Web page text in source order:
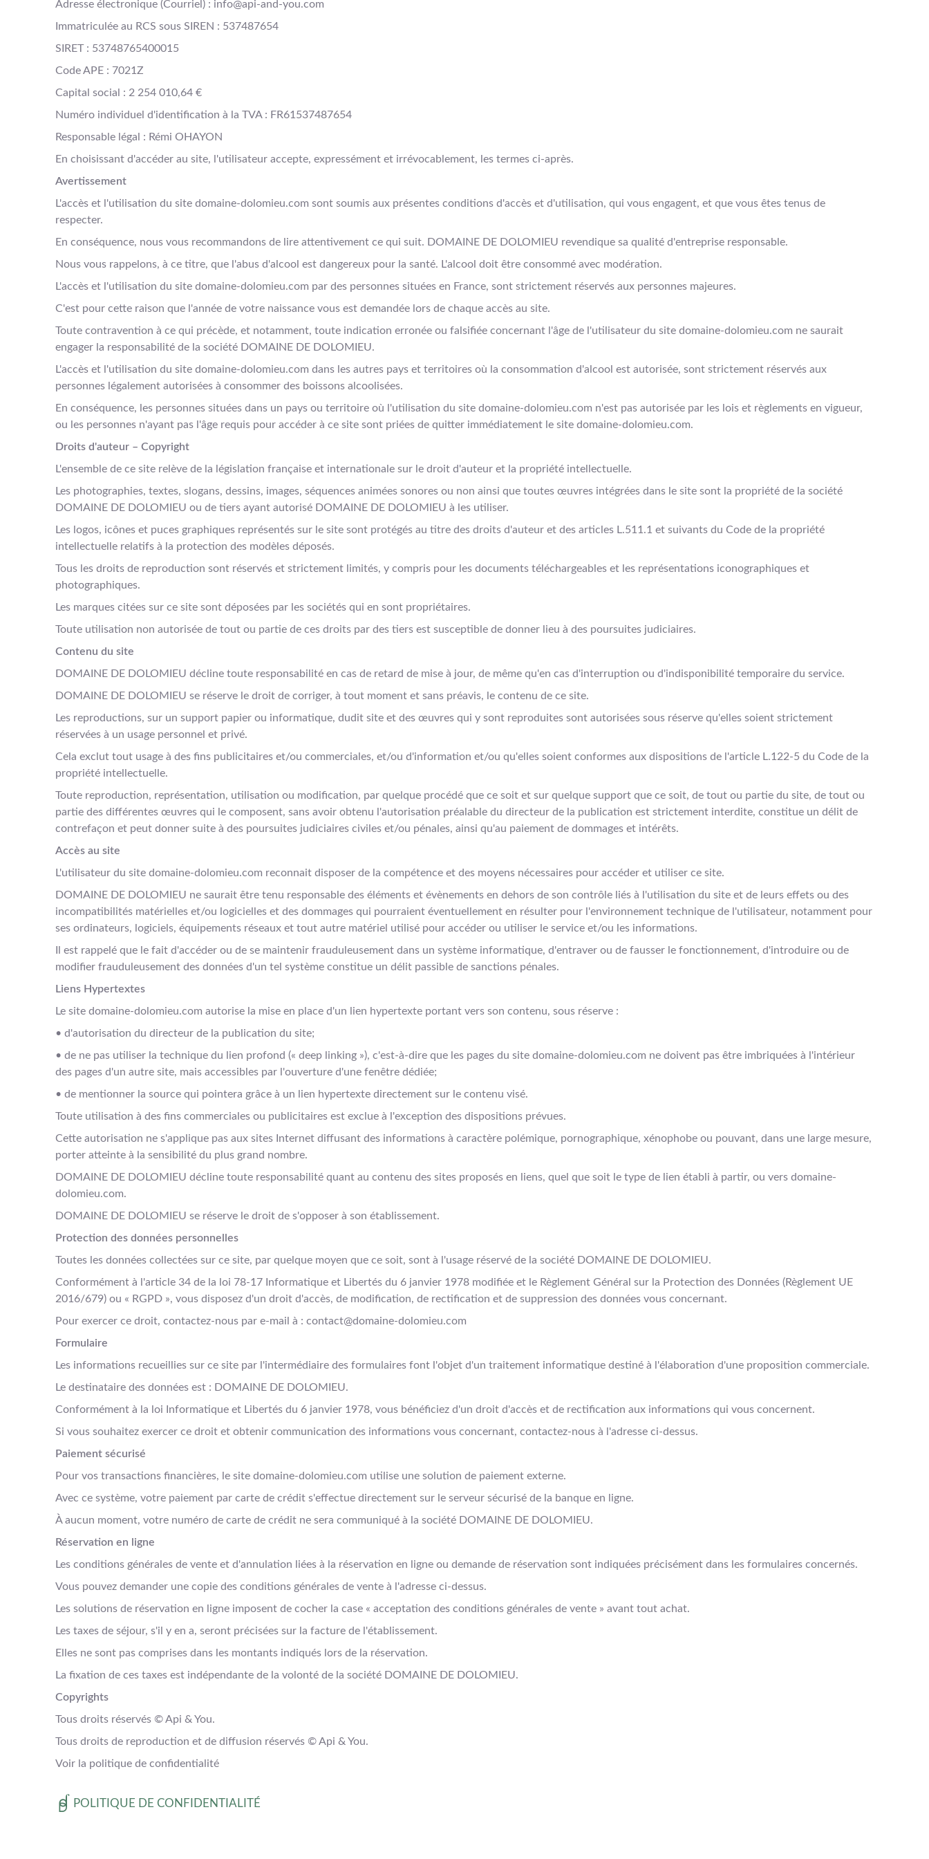
Adresse électronique (Courriel) : info@api-and-you.com
Immatriculée au RCS sous SIREN : 537487654
SIRET : 53748765400015
Code APE : 7021Z
Capital social : 2 254 010,64 €
Numéro individuel d'identification à la TVA : FR61537487654
Responsable légal : Rémi OHAYON
En choisissant d'accéder au site, l'utilisateur accepte, expressément et irrévocablement, les termes ci-après.
Avertissement
L'accès et l'utilisation du site domaine-dolomieu.com sont soumis aux présentes conditions d'accès et d'utilisation, qui vous engagent, et que vous êtes tenus de
respecter.
En conséquence, nous vous recommandons de lire attentivement ce qui suit. DOMAINE DE DOLOMIEU revendique sa qualité d'entreprise responsable.
Nous vous rappelons, à ce titre, que l'abus d'alcool est dangereux pour la santé. L'alcool doit être consommé avec modération.
L'accès et l'utilisation du site domaine-dolomieu.com par des personnes situées en France, sont strictement réservés aux personnes majeures.
C'est pour cette raison que l'année de votre naissance vous est demandée lors de chaque accès au site.
Toute contravention à ce qui précède, et notamment, toute indication erronée ou falsifiée concernant l'âge de l'utilisateur du site domaine-dolomieu.com ne saurait
engager la responsabilité de la société DOMAINE DE DOLOMIEU.
L'accès et l'utilisation du site domaine-dolomieu.com dans les autres pays et territoires où la consommation d'alcool est autorisée, sont strictement réservés aux
personnes légalement autorisées à consommer des boissons alcoolisées.
En conséquence, les personnes situées dans un pays ou territoire où l'utilisation du site domaine-dolomieu.com n'est pas autorisée par les lois et règlements en vigueur,
ou les personnes n'ayant pas l'âge requis pour accéder à ce site sont priées de quitter immédiatement le site domaine-dolomieu.com.
Droits d'auteur – Copyright
L'ensemble de ce site relève de la législation française et internationale sur le droit d'auteur et la propriété intellectuelle.
Les photographies, textes, slogans, dessins, images, séquences animées sonores ou non ainsi que toutes œuvres intégrées dans le site sont la propriété de la société
DOMAINE DE DOLOMIEU ou de tiers ayant autorisé DOMAINE DE DOLOMIEU à les utiliser.
Les logos, icônes et puces graphiques représentés sur le site sont protégés au titre des droits d'auteur et des articles L.511.1 et suivants du Code de la propriété
intellectuelle relatifs à la protection des modèles déposés.
Tous les droits de reproduction sont réservés et strictement limités, y compris pour les documents téléchargeables et les représentations iconographiques et
photographiques.
Les marques citées sur ce site sont déposées par les sociétés qui en sont propriétaires.
Toute utilisation non autorisée de tout ou partie de ces droits par des tiers est susceptible de donner lieu à des poursuites judiciaires.
Contenu du site
DOMAINE DE DOLOMIEU décline toute responsabilité en cas de retard de mise à jour, de même qu'en cas d'interruption ou d'indisponibilité temporaire du service.
DOMAINE DE DOLOMIEU se réserve le droit de corriger, à tout moment et sans préavis, le contenu de ce site.
Les reproductions, sur un support papier ou informatique, dudit site et des œuvres qui y sont reproduites sont autorisées sous réserve qu'elles soient strictement
réservées à un usage personnel et privé.
Cela exclut tout usage à des fins publicitaires et/ou commerciales, et/ou d'information et/ou qu'elles soient conformes aux dispositions de l'article L.122-5 du Code de la
propriété intellectuelle.
Toute reproduction, représentation, utilisation ou modification, par quelque procédé que ce soit et sur quelque support que ce soit, de tout ou partie du site, de tout ou
partie des différentes œuvres qui le composent, sans avoir obtenu l'autorisation préalable du directeur de la publication est strictement interdite, constitue un délit de
contrefaçon et peut donner suite à des poursuites judiciaires civiles et/ou pénales, ainsi qu'au paiement de dommages et intérêts.
Accès au site
L'utilisateur du site domaine-dolomieu.com reconnait disposer de la compétence et des moyens nécessaires pour accéder et utiliser ce site.
DOMAINE DE DOLOMIEU ne saurait être tenu responsable des éléments et évènements en dehors de son contrôle liés à l'utilisation du site et de leurs effets ou des
incompatibilités matérielles et/ou logicielles et des dommages qui pourraient éventuellement en résulter pour l'environnement technique de l'utilisateur, notamment pour
ses ordinateurs, logiciels, équipements réseaux et tout autre matériel utilisé pour accéder ou utiliser le service et/ou les informations.
Il est rappelé que le fait d'accéder ou de se maintenir frauduleusement dans un système informatique, d'entraver ou de fausser le fonctionnement, d'introduire ou de
modifier frauduleusement des données d'un tel système constitue un délit passible de sanctions pénales.
Liens Hypertextes
Le site domaine-dolomieu.com autorise la mise en place d'un lien hypertexte portant vers son contenu, sous réserve :
• d'autorisation du directeur de la publication du site;
• de ne pas utiliser la technique du lien profond (« deep linking »), c'est-à-dire que les pages du site domaine-dolomieu.com ne doivent pas être imbriquées à l'intérieur
des pages d'un autre site, mais accessibles par l'ouverture d'une fenêtre dédiée;
• de mentionner la source qui pointera grâce à un lien hypertexte directement sur le contenu visé.
Toute utilisation à des fins commerciales ou publicitaires est exclue à l'exception des dispositions prévues.
Cette autorisation ne s'applique pas aux sites Internet diffusant des informations à caractère polémique, pornographique, xénophobe ou pouvant, dans une large mesure,
porter atteinte à la sensibilité du plus grand nombre.
DOMAINE DE DOLOMIEU décline toute responsabilité quant au contenu des sites proposés en liens, quel que soit le type de lien établi à partir, ou vers domaine-
dolomieu.com.
DOMAINE DE DOLOMIEU se réserve le droit de s'opposer à son établissement.
Protection des données personnelles
Toutes les données collectées sur ce site, par quelque moyen que ce soit, sont à l'usage réservé de la société DOMAINE DE DOLOMIEU.
Conformément à l'article 34 de la loi 78-17 Informatique et Libertés du 6 janvier 1978 modifiée et le Règlement Général sur la Protection des Données (Règlement UE
2016/679) ou « RGPD », vous disposez d'un droit d'accès, de modification, de rectification et de suppression des données vous concernant.
Pour exercer ce droit, contactez-nous par e-mail à : contact@domaine-dolomieu.com
Formulaire
Les informations recueillies sur ce site par l'intermédiaire des formulaires font l'objet d'un traitement informatique destiné à l'élaboration d'une proposition commerciale.
Le destinataire des données est : DOMAINE DE DOLOMIEU.
Conformément à la loi Informatique et Libertés du 6 janvier 1978, vous bénéficiez d'un droit d'accès et de rectification aux informations qui vous concernent.
Si vous souhaitez exercer ce droit et obtenir communication des informations vous concernant, contactez-nous à l'adresse ci-dessus.
Paiement sécurisé
Pour vos transactions financières, le site domaine-dolomieu.com utilise une solution de paiement externe.
Avec ce système, votre paiement par carte de crédit s'effectue directement sur le serveur sécurisé de la banque en ligne.
À aucun moment, votre numéro de carte de crédit ne sera communiqué à la société DOMAINE DE DOLOMIEU.
Réservation en ligne
Les conditions générales de vente et d'annulation liées à la réservation en ligne ou demande de réservation sont indiquées précisément dans les formulaires concernés.
Vous pouvez demander une copie des conditions générales de vente à l'adresse ci-dessus.
Les solutions de réservation en ligne imposent de cocher la case « acceptation des conditions générales de vente » avant tout achat.
Les taxes de séjour, s'il y en a, seront précisées sur la facture de l'établissement.
Elles ne sont pas comprises dans les montants indiqués lors de la réservation.
La fixation de ces taxes est indépendante de la volonté de la société DOMAINE DE DOLOMIEU.
Copyrights
Tous droits réservés © Api & You.
Tous droits de reproduction et de diffusion réservés © Api & You.
Voir la politique de confidentialité
POLITIQUE DE CONFIDENTIALITÉ